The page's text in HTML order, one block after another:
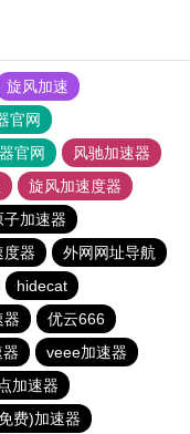
旋风加速
官网
官网
风驰加速器
旋风加速度器
子加速器
度器
外网网址导航
hidecat
器
优云666
veee加速器
加速器
费)加速器